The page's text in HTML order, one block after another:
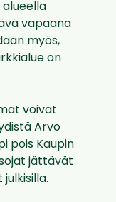
alueella
vapaana
myös,
on
voivat
Arvo
pois Kaupin
jättävät